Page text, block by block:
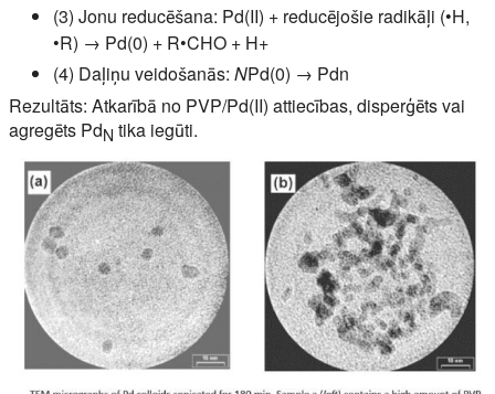
(3) Jonu reducēšana: Pd(II) + reducējošie radikāļi (•H,
•R) → Pd(0) + R•CHO + H+
(4) Daļiņu veidošanās: NPd(0) → Pdn
Rezultāts: Atkarībā no PVP/Pd(II) attiecības, disperģēts vai
agregēts PdN tika iegūti.